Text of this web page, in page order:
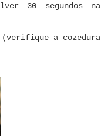
30 segundos na
a cozedura